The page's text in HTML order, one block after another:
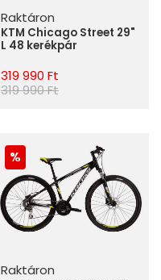
Raktáron
KTM Chicago Street 29"
L 48 kerékpár
319 990 Ft
319 990 Ft
Raktáron